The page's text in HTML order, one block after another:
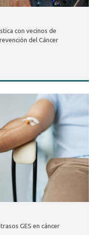
con vecinos de
del Cáncer
GES en cáncer